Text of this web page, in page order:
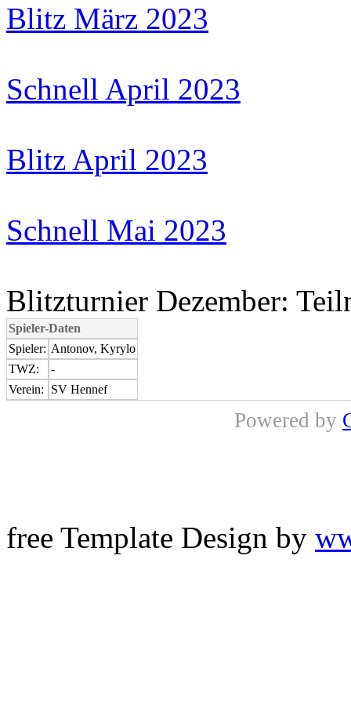
Blitz März 2023
Schnell April 2023
Blitz April 2023
Schnell Mai 2023
Blitzturnier Dezember:
Spieler-Daten
Spieler: Antonov, Kyrylo
TWZ:
-
Verein:
SV Hennef
Powered by
free Template Design by